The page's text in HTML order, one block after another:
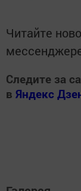
Читайте
Следите за
в Яндекс